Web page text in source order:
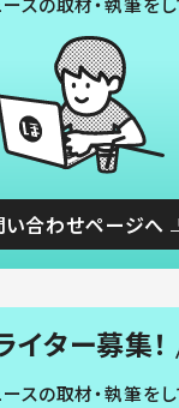
い合わせページへ
イター募集！
スの取材・執筆を